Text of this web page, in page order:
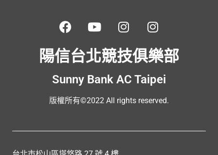
陽信台北競技俱樂部
Sunny Bank AC Taipei
版權所有©2022 All rights reserved.